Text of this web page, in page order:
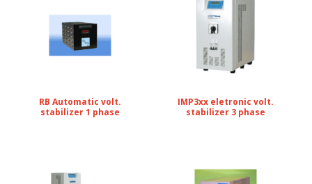
RB Automatic volt.
stabilizer 1 phase
IMP3xx eletronic volt.
stabilizer 3 phase